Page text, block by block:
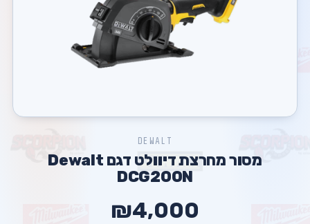
DEWALT
מסור ‏מחרצת דיוולט דגם Dewalt
DCG200N
₪4,000